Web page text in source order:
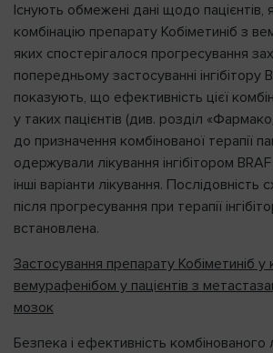
Існують обмежені дані щодо пацієнтів,
комбінацію препарату Кобіметиніб з
яких спостерігалося прогресування
попередньому застосуванні інгібітору
показують, що ефективність цієї
у таких пацієнтів (див. розділ
до призначення комбінованої терапії
одержували лікування інгібітором
інші варіанти лікування. Послідовність
після прогресування при терапії
встановлена.
Застосування препарату Кобіметиніб у
вемурафенібом у пацієнтів з
мозок
Безпека і ефективність комбінованого